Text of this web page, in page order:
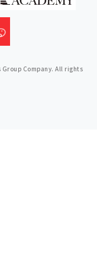
Company. All rights